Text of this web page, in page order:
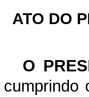
ATO DO
O
cumprindo